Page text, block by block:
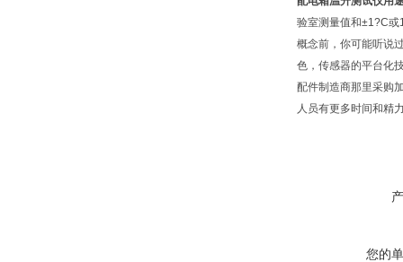
验室测量值和±1?C或
概念前，你可能听说
色，传感器的平台化
配件制造商那里采购
人员有更多时间和精
您的